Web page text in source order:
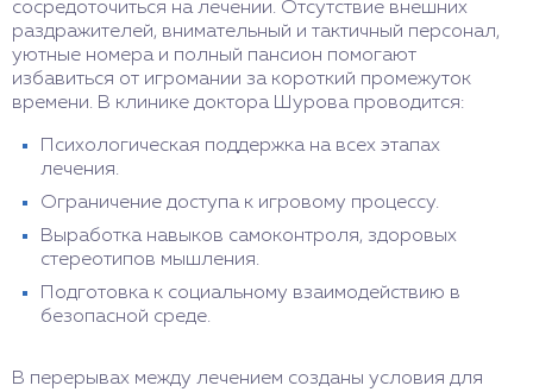
сосредоточиться на лечении. Отсутствие внешних
раздражителей, внимательный и тактичный персонал,
уютные номера и полный пансион помогают
избавиться от игромании за короткий промежуток
времени. В клинике доктора Шурова проводится:
Психологическая поддержка на всех этапах
лечения.
Ограничение доступа к игровому процессу.
Выработка навыков самоконтроля, здоровых
стереотипов мышления.
Подготовка к социальному взаимодействию в
безопасной среде.
В перерывах между лечением созданы условия для